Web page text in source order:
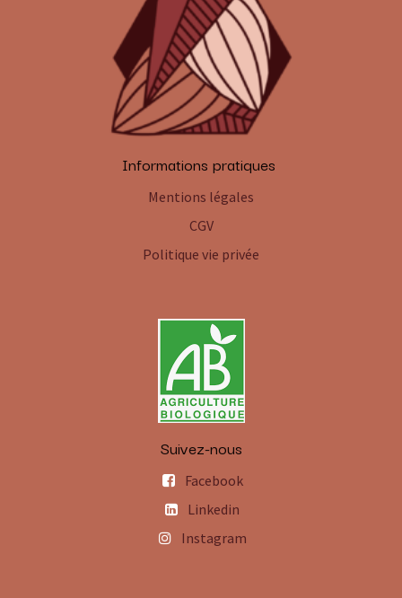
Informations pratiques
Mentions légales
CGV
Politique vie privée
Suivez-nous
Facebook
Linkedin
Instagram